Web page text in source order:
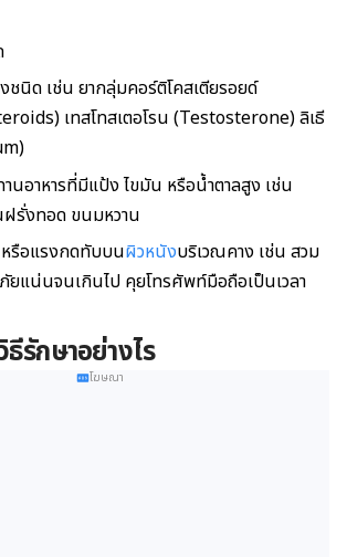
งชนิด เช่น ยากลุ่มคอร์ติโคสเตียรอยด์
เทสโทสเตอโรน (Testosterone) ลิเธี
านอาหารที่มีแป้ง ไขมัน หรือน้ำตาลสูง เช่น
รั่งทอด ขนมหวาน
หรือแรงกดทับบนผิวหนังบริเวณคาง เช่น สวม
ยแน่นจนเกินไป คุยโทรศัพท์มือถือเป็นเวลา
รักษาอย่างไร
โฆษณา